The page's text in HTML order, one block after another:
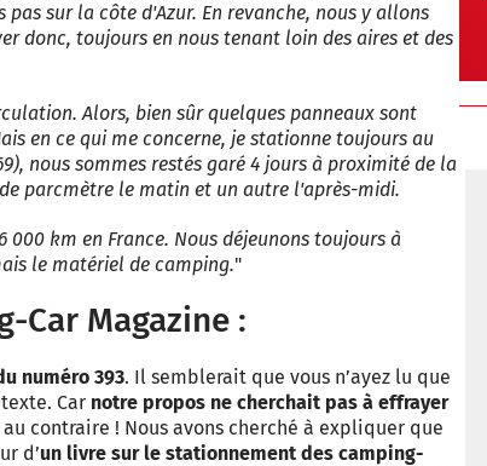
pas sur la côte d'Azur. En revanche, nous y allons
donc, toujours en nous tenant loin des aires et des
Alors, bien sûr quelques panneaux sont
en ce qui me concerne, je stationne toujours au
nous sommes restés garé 4 jours à proximité de la
parcmètre le matin et un autre l'après-midi.
000 km en France. Nous déjeunons toujours à
le matériel de camping."
Car Magazine :
numéro 393. Il semblerait que vous n’ayez lu que
Car notre propos ne cherchait pas à effrayer
contraire ! Nous avons cherché à expliquer que
d’un livre sur le stationnement des camping-